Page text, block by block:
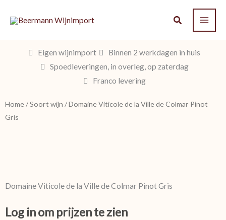
naar
Eigen wijnimport
Binnen 2 werkdagen in huis
Spoedleveringen, in overleg, op zaterdag
Franco levering
Home/Soort wijn / Domaine Viticole de la Ville de Colmar Pinot
Gris
Domaine Viticole de la Ville de Colmar Pinot Gris
Log in om prijzen te zien